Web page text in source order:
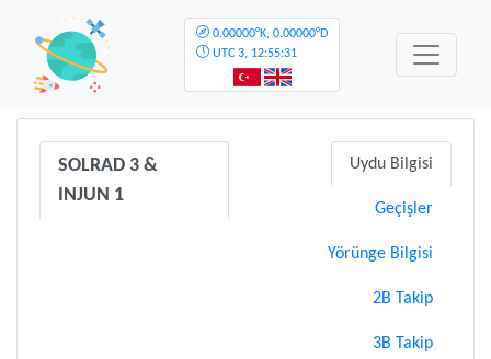
0.00000°K, 0.00000°D
UTC 3, 12:55:31
SOLRAD 3 &
INJUN 1
Uydu Bilgisi
Geçişler
Yörünge Bilgisi
2B Takip
3B Takip